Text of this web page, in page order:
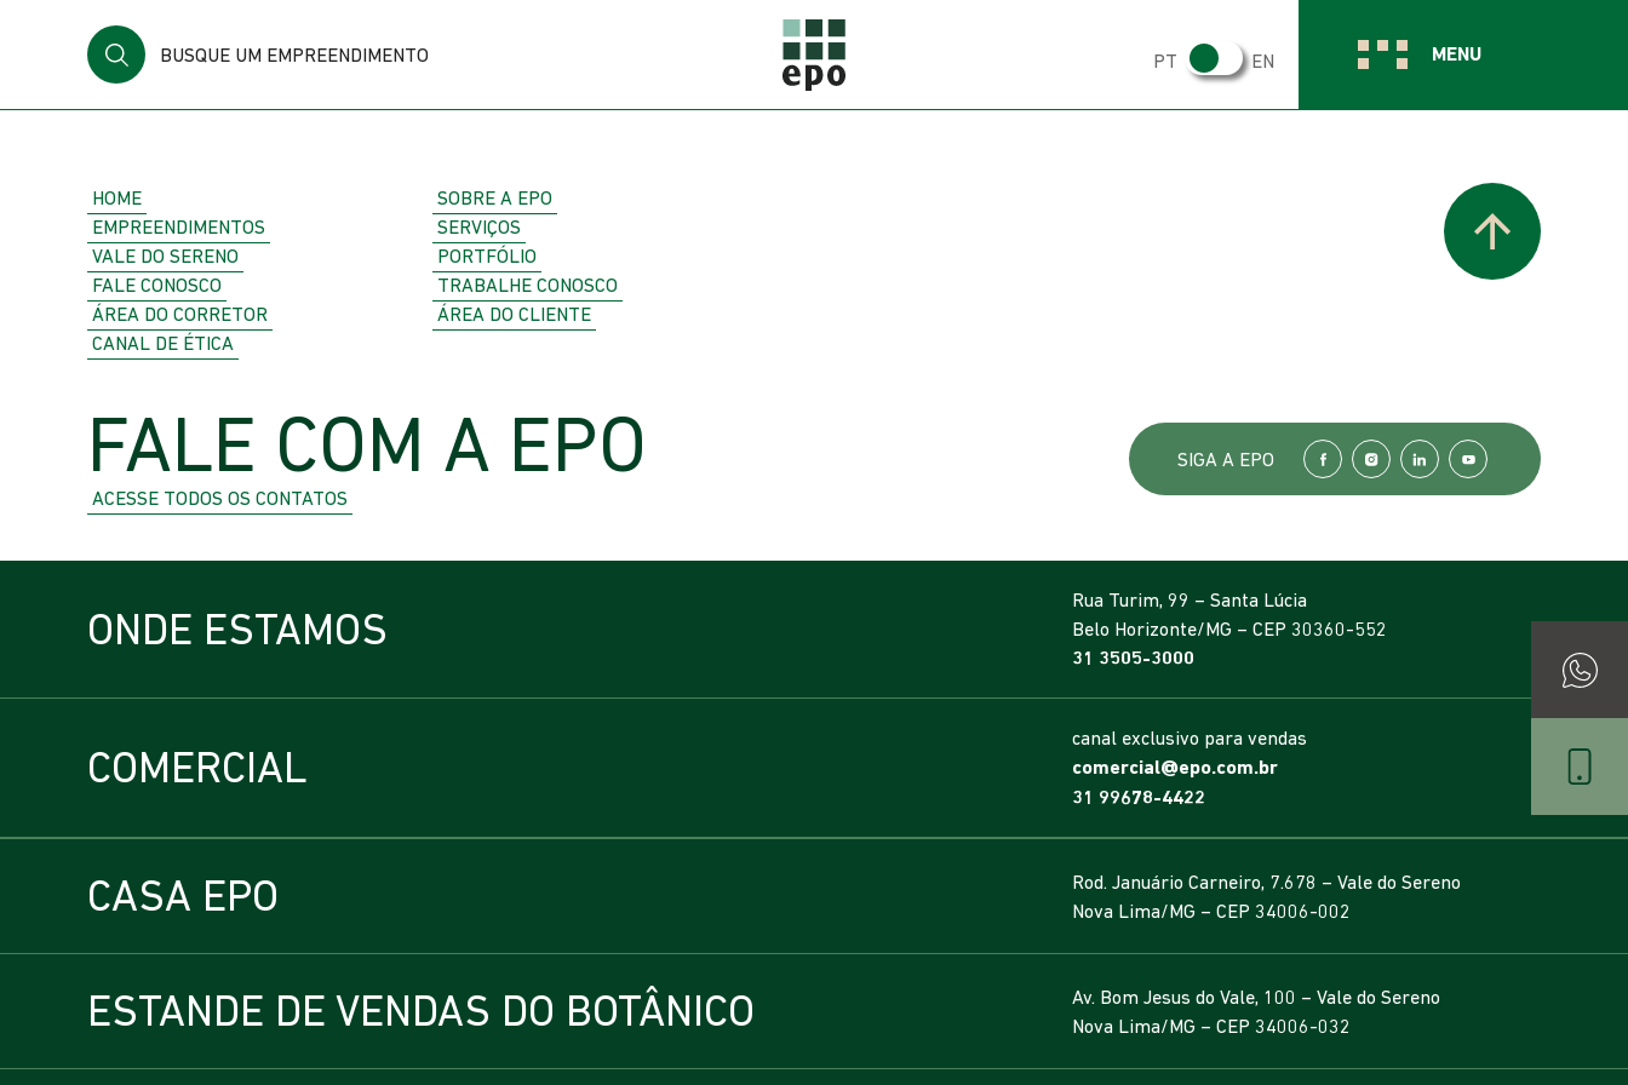
MENU
BUSQUE UM EMPREENDIMENTO PT EN
HOME
SOBRE A EPO
EMPREENDIMENTOS
SERVIÇOS
VALE DO SERENO
PORTFÓLIO
FALE CONOSCO
TRABALHE CONOSCO
ÁREA DO CORRETOR
ÁREA DO CLIENTE
CANAL DE ÉTICA
FALE COM A EPO
ACESSE TODOS OS CONTATOS
SIGA A EPO
ONDE ESTAMOS
Rua Turim, 99 – Santa Lúcia
Belo Horizonte/MG – CEP 30360-552
31 3505-3000
COMERCIAL
canal exclusivo para vendas
comercial@epo.com.br
31 99678-4422
CASA EPO
Rod. Januário Carneiro, 7.678 – Vale do Sereno
Nova Lima/MG – CEP 34006-002
ESTANDE DE VENDAS DO BOTÂNICO
Av. Bom Jesus do Vale, 100 – Vale do Sereno
Nova Lima/MG – CEP 34006-032